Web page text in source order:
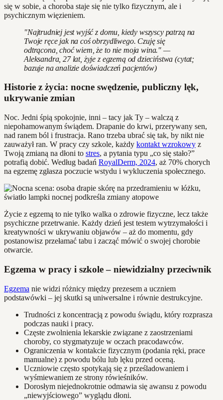
się w sobie, a choroba staje się nie tylko fizycznym, ale i
psychicznym więzieniem.
"Najtrudniej jest wyjść z domu, kiedy wszyscy patrzą na
Twoje ręce jak na coś obrzydliwego. Czuję się
odtrącona, choć wiem, że to nie moja wina." —
Aleksandra, 27 lat, żyje z egzemą od dzieciństwa (cytat;
bazuje na analizie doświadczeń pacjentów)
Historie z życia: nocne swędzenie, publiczny lęk,
ukrywanie zmian
Noc. Jedni śpią spokojnie, inni – tacy jak Ty – walczą z
niepohamowanym świądem. Drapanie do krwi, przerywany sen,
nad ranem ból i frustracja. Rano trzeba ubrać się tak, by nikt nie
zauważył ran. W pracy czy szkole, każdy kontakt wzrokowy z
Twoją zmianą na dłoni to stres, a pytania typu „co się stało?”
potrafią dobić. Według badań RoyalDerm, 2024, aż 70% chorych
na egzemę zgłasza poczucie wstydu i wykluczenia społecznego.
Życie z egzemą to nie tylko walka o zdrowie fizyczne, lecz także
psychiczne przetrwanie. Każdy dzień jest testem wytrzymałości i
kreatywności w ukrywaniu objawów – aż do momentu, gdy
postanowisz przełamać tabu i zacząć mówić o swojej chorobie
otwarcie.
Egzema w pracy i szkole – niewidzialny przeciwnik
Egzema nie widzi różnicy między prezesem a uczniem
podstawówki – jej skutki są uniwersalne i równie destrukcyjne.
Trudności z koncentracją z powodu świądu, który rozprasza
podczas nauki i pracy.
Częste zwolnienia lekarskie związane z zaostrzeniami
choroby, co stygmatyzuje w oczach pracodawców.
Ograniczenia w kontakcie fizycznym (podania ręki, prace
manualne) z powodu bólu lub lęku przed oceną.
Uczniowie często spotykają się z prześladowaniem i
wyśmiewaniem ze strony rówieśników.
Dorosłym niejednokrotnie odmawia się awansu z powodu
„niewyjściowego” wyglądu dłoni.